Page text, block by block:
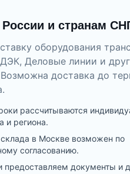
России и странам
оборудования
Деловые линии и
доставка до
рассчитываются
и региона.
в Москве возможен по
согласованию.
предоставляем документы и